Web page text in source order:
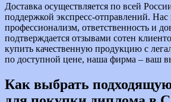
Доставка осуществляется по всей
поддержкой экспресс-отправлений.
профессионализм, ответственность и
подтверждается отзывами сотен
купить качественную продукцию с
по доступной цене, наша фирма – ваш
Как выбрать